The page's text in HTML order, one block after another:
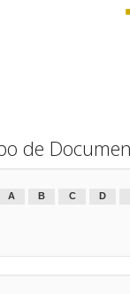
de
A B C D